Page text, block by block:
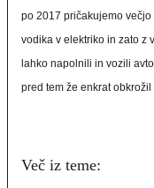
po 2017 pričakujemo
vodika v elektriko in zato z
lahko napolnili in vozili
pred tem že enkrat obkrožil
Več iz teme: